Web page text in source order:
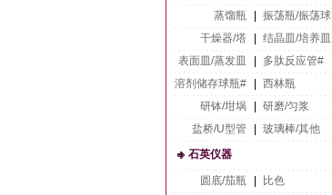
蒸馏瓶
振荡瓶/振荡球
干燥器/塔
结晶皿/培养皿
表面皿/蒸发皿
多肽反应管#
溶剂储存球瓶#
西林瓶
研钵/坩埚
研磨/匀浆
盐桥/U型管
玻璃棒/其他
石英仪器
圆底/茄瓶
比色